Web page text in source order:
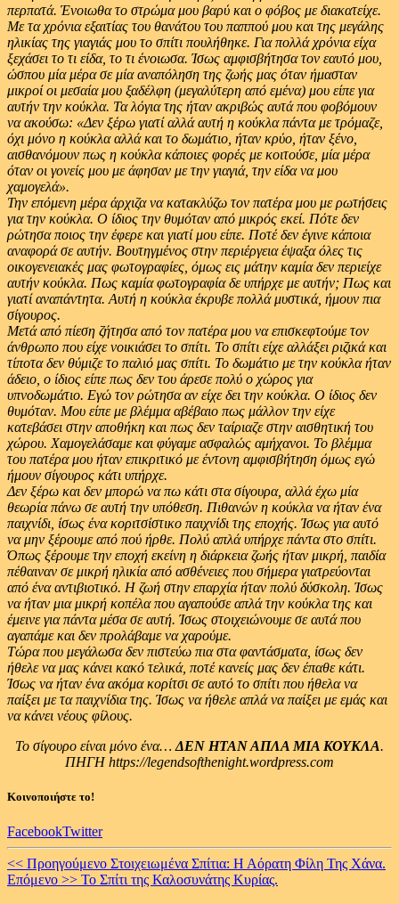
περπατά. Ένοιωθα το στρώμα μου βαρύ και ο φόβος με διακατείχε.
Με τα χρόνια εξαιτίας του θανάτου του παππού μου και της μεγάλης
ηλικίας της γιαγιάς μου το σπίτι πουλήθηκε. Για πολλά χρόνια είχα
ξεχάσει το τι είδα, το τι ένοιωσα. Ίσως αμφισβήτησα τον εαυτό μου,
ώσπου μία μέρα σε μία αναπόληση της ζωής μας όταν ήμασταν
μικροί οι μεσαία μου ξαδέλφη (μεγαλύτερη από εμένα) μου είπε για
αυτήν την κούκλα. Τα λόγια της ήταν ακριβώς αυτά που φοβόμουν
να ακούσω: «Δεν ξέρω γιατί αλλά αυτή η κούκλα πάντα με τρόμαζε,
όχι μόνο η κούκλα αλλά και το δωμάτιο, ήταν κρύο, ήταν ξένο,
αισθανόμουν πως η κούκλα κάποιες φορές με κοιτούσε, μία μέρα
όταν οι γονείς μου με άφησαν με την γιαγιά, την είδα να μου
χαμογελά».
Την επόμενη μέρα άρχιζα να κατακλύζω τον πατέρα μου με ρωτήσεις
για την κούκλα. Ο ίδιος την θυμόταν από μικρός εκεί. Πότε δεν
ρώτησα ποιος την έφερε και γιατί μου είπε. Ποτέ δεν έγινε κάποια
αναφορά σε αυτήν. Βουτηγμένος στην περιέργεια έψαξα όλες τις
οικογενειακές μας φωτογραφίες, όμως εις μάτην καμία δεν περιείχε
αυτήν κούκλα. Πως καμία φωτογραφία δε υπήρχε με αυτήν; Πως και
γιατί αναπάντητα. Αυτή η κούκλα έκρυβε πολλά μυστικά, ήμουν πια
σίγουρος.
Μετά από πίεση ζήτησα από τον πατέρα μου να επισκεφτούμε τον
άνθρωπο που είχε νοικιάσει το σπίτι. Το σπίτι είχε αλλάξει ριζικά και
τίποτα δεν θύμιζε το παλιό μας σπίτι. Το δωμάτιο με την κούκλα ήταν
άδειο, ο ίδιος είπε πως δεν του άρεσε πολύ ο χώρος για
υπνοδωμάτιο. Εγώ τον ρώτησα αν είχε δει την κούκλα. Ο ίδιος δεν
θυμόταν. Μου είπε με βλέμμα αβέβαιο πως μάλλον την είχε
κατεβάσει στην αποθήκη και πως δεν ταίριαζε στην αισθητική του
χώρου. Χαμογελάσαμε και φύγαμε ασφαλώς αμήχανοι. Το βλέμμα
του πατέρα μου ήταν επικριτικό με έντονη αμφισβήτηση όμως εγώ
ήμουν σίγουρος κάτι υπήρχε.
Δεν ξέρω και δεν μπορώ να πω κάτι στα σίγουρα, αλλά έχω μία
θεωρία πάνω σε αυτή την υπόθεση. Πιθανών η κούκλα να ήταν ένα
παιχνίδι, ίσως ένα κοριτσίστικο παιχνίδι της εποχής. Ίσως για αυτό
να μην ξέρουμε από πού ήρθε. Πολύ απλά υπήρχε πάντα στο σπίτι.
Όπως ξέρουμε την εποχή εκείνη η διάρκεια ζωής ήταν μικρή, παιδία
πέθαιναν σε μικρή ηλικία από ασθένειες που σήμερα γιατρεύονται
από ένα αντιβιοτικό. Η ζωή στην επαρχία ήταν πολύ δύσκολη. Ίσως
να ήταν μια μικρή κοπέλα που αγαπούσε απλά την κούκλα της και
έμεινε για πάντα μέσα σε αυτή. Ίσως στοιχειώνουμε σε αυτά που
αγαπάμε και δεν προλάβαμε να χαρούμε.
Τώρα που μεγάλωσα δεν πιστεύω πια στα φαντάσματα, ίσως δεν
ήθελε να μας κάνει κακό τελικά, ποτέ κανείς μας δεν έπαθε κάτι.
Ίσως να ήταν ένα ακόμα κορίτσι σε αυτό το σπίτι που ήθελα να
παίξει με τα παιχνίδια της. Ίσως να ήθελε απλά να παίξει με εμάς και
να κάνει νέους φίλους.
Το σίγουρο είναι μόνο ένα… ΔΕΝ ΗΤΑΝ ΑΠΛΑ ΜΙΑ ΚΟΥΚΛΑ.
ΠΗΓΗ https://legendsofthenight.wordpress.com
Κοινοποιήστε το!
FacebookTwitter
Continue
Reading
<< Προηγούμενο Στοιχειωμένα Σπίτια: Η Αόρατη Φίλη Της Χάνα.
Επόμενο >> Το Σπίτι της Καλοσυνάτης Κυρίας.